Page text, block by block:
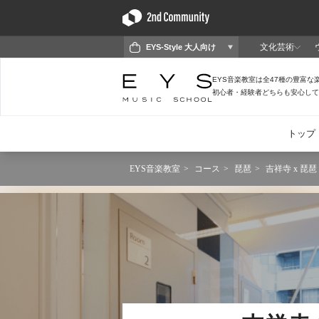
EYS音楽教室 コース 琵琶 吉祥寺 x 琵琶